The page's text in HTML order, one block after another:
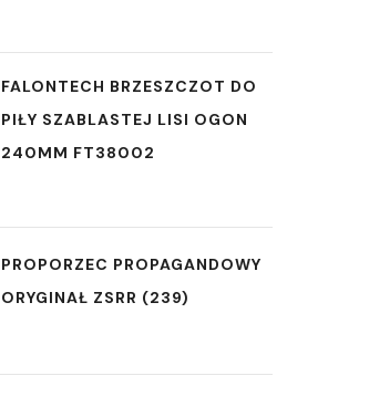
FALONTECH BRZESZCZOT DO
PIŁY SZABLASTEJ LISI OGON
240MM FT38002
PROPORZEC PROPAGANDOWY
ORYGINAŁ ZSRR (239)